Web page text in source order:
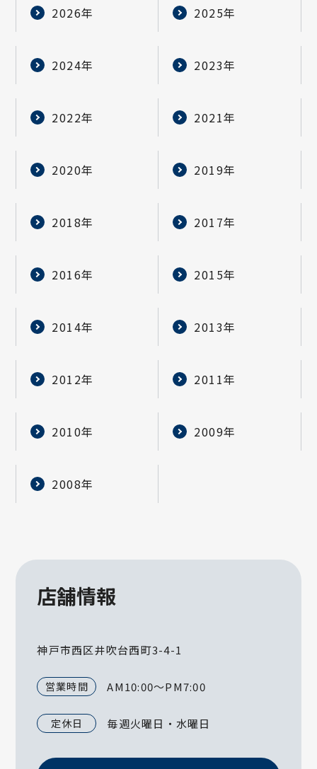
2026年 2025年
2024年 2023年
2022年 2021年
2020年 2019年
2018年 2017年
2016年 2015年
2014年 2013年
2012年 2011年
2010年 2009年
2008年
店舗情報
神戸市西区井吹台西町3-4-1
営業時間 AM10:00～PM7:00
定休日 毎週火曜日・水曜日